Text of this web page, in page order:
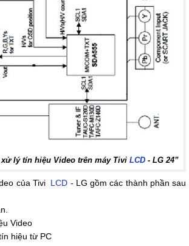
lý tín hiệu Video trên máy Tivi LCD- LG 24”
của Tivi LCD - LG gồm các thành phần sau
Video
hiệu từ PC